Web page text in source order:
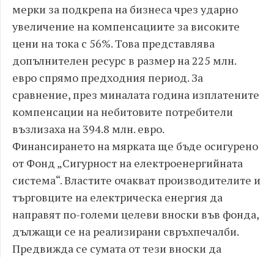
мерки за подкрепа на бизнеса чрез ударно
увеличение на компенсациите за високите
цени на тока с 56%. Това представлява
допълнителен ресурс в размер на 225 млн.
евро спрямо предходния период. За
сравнение, през миналата година изплатените
компенсации на небитовите потребители
възлизаха на 394.8 млн. евро.
Финансирането на мярката ще бъде осигурено
от Фонд „Сигурност на електроенергийната
система“. Властите очакват производителите и
търговците на електрическа енергия да
направят по-големи целеви вноски във фонда,
дължащи се на реализирани свръхпечалби.
Предвижда се сумата от тези вноски да